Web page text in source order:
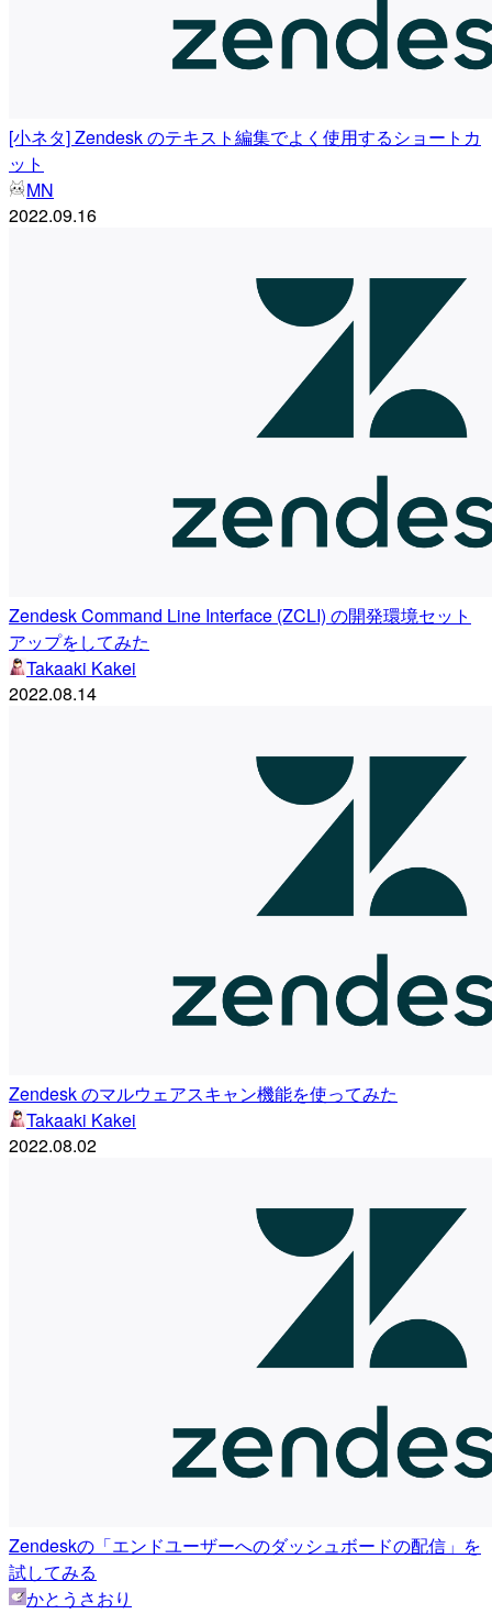
[小ネタ] Zendesk のテキスト編集でよく使用するショートカ
ット
MN
2022.09.16
Zendesk Command Line Interface (ZCLI) の開発環境セット
アップをしてみた
Takaaki Kakei
2022.08.14
Zendesk のマルウェアスキャン機能を使ってみた
Takaaki Kakei
2022.08.02
Zendeskの「エンドユーザーへのダッシュボードの配信」を
試してみる
かとうさおり